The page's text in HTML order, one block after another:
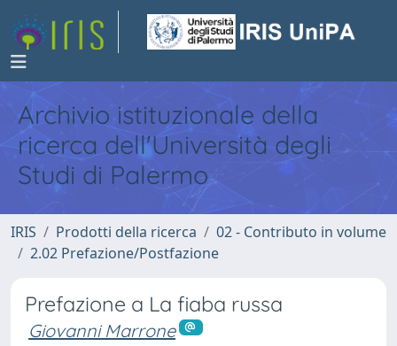
Archivio istituzionale della
ricerca dell'Università degli
Studi di Palermo
IRIS Prodotti della ricerca
02 - Contributo in volume
2.02 Prefazione/Postfazione
Prefazione a La fiaba russa
Giovanni Marrone